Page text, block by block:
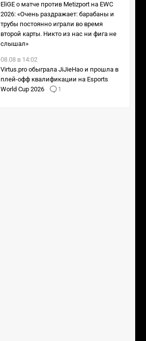
EliGE о матче против Metizport на EWC
2026: «Очень раздражает: барабаны и
трубы постоянно играли во время
второй карты. Никто из нас ни фига не
слышал»
08.08 в 14:02
Virtus.pro обыграла JiJieHao и прошла в
плей-офф квалификации на Esports
World Cup 2026
1